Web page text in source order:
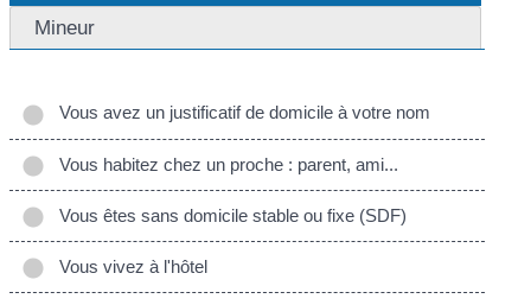
Mineur
Vous avez un justificatif de domicile à votre nom
Vous habitez chez un proche : parent, ami...
Vous êtes sans domicile stable ou fixe (SDF)
Vous vivez à l'hôtel